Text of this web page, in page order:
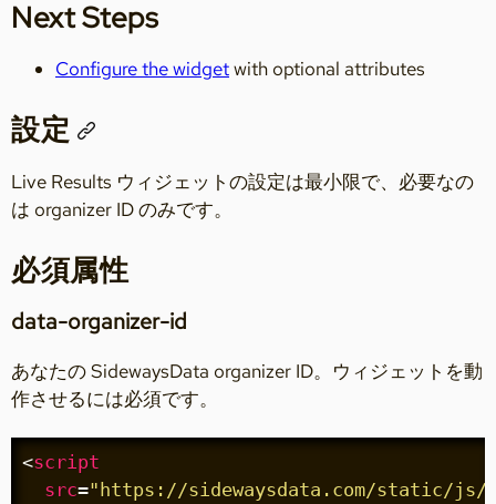
Next Steps
Configure the widgetwith optional attributes
設定
Live Results ウィジェットの設定は最小限で、必要なの
は organizer ID のみです。
必須属性
data-organizer-id
あなたの SidewaysData organizer ID。ウィジェットを動
作させるには必須です。
<script
src="https://sidewaysdata.com/static/js/